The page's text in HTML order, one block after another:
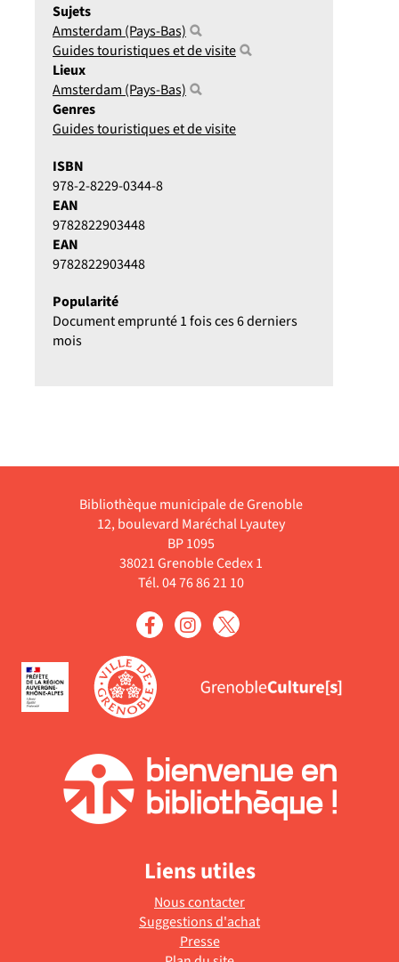
Sujets
Amsterdam (Pays-Bas)
Guides touristiques et de visite
Lieux
Amsterdam (Pays-Bas)
Genres
Guides touristiques et de visite
ISBN
978-2-8229-0344-8
EAN
9782822903448
EAN
9782822903448
Popularité
Document emprunté 1 fois ces 6 derniers
mois
Bibliothèque municipale de Grenoble
12, boulevard Maréchal Lyautey
BP 1095
38021 Grenoble Cedex 1
Tél. 04 76 86 21 10
Liens utiles
Nous contacter
Suggestions d'achat
Presse